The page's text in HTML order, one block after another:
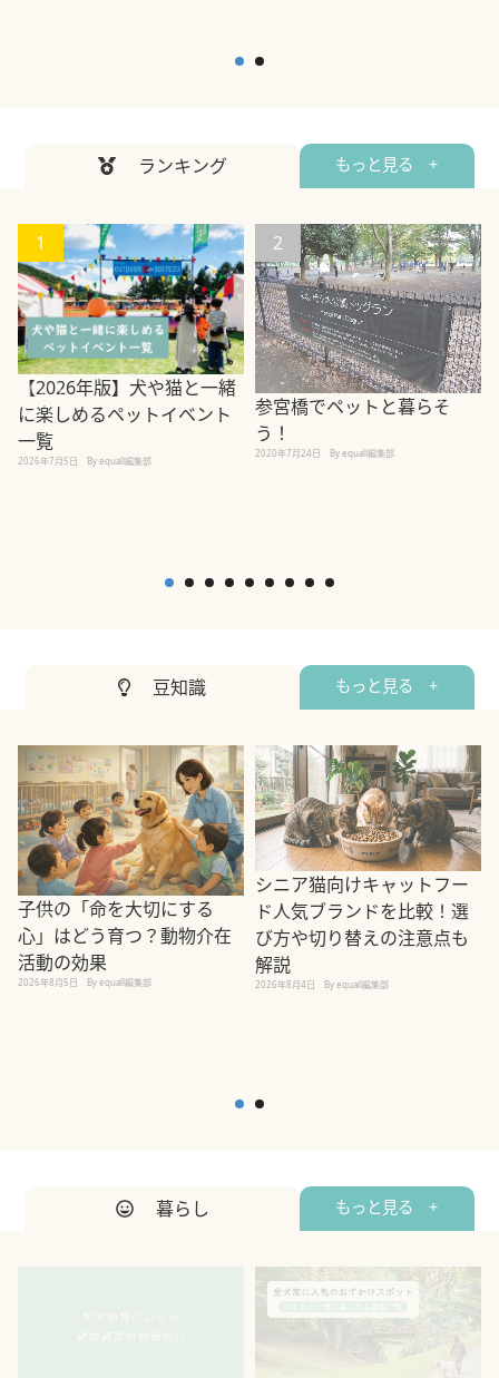
ランキング もっと見る +
1
【2026年版】犬や猫と一緒
に楽しめるペットイベント
一覧
2026年7月5日 By equall編集部
2
参宮橋でペットと暮らそ
う！
2020年7月24日 By equall編集部
豆知識 もっと見る +
子供の「命を大切にする
心」はどう育つ？動物介在
活動の効果
2026年8月5日 By equall編集部
シニア猫向けキャットフー
ド人気ブランドを比較！選
び方や切り替えの注意点も
解説
2026年8月4日 By equall編集部
暮らし もっと見る +